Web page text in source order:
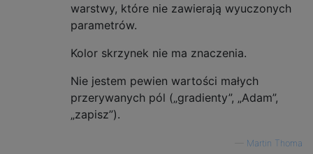
warstwy, które nie zawierają wyuczonych
parametrów.
Kolor skrzynek nie ma znaczenia.
Nie jestem pewien wartości małych
przerywanych pól („gradienty”, „Adam”,
„zapisz”).
Martin Thoma